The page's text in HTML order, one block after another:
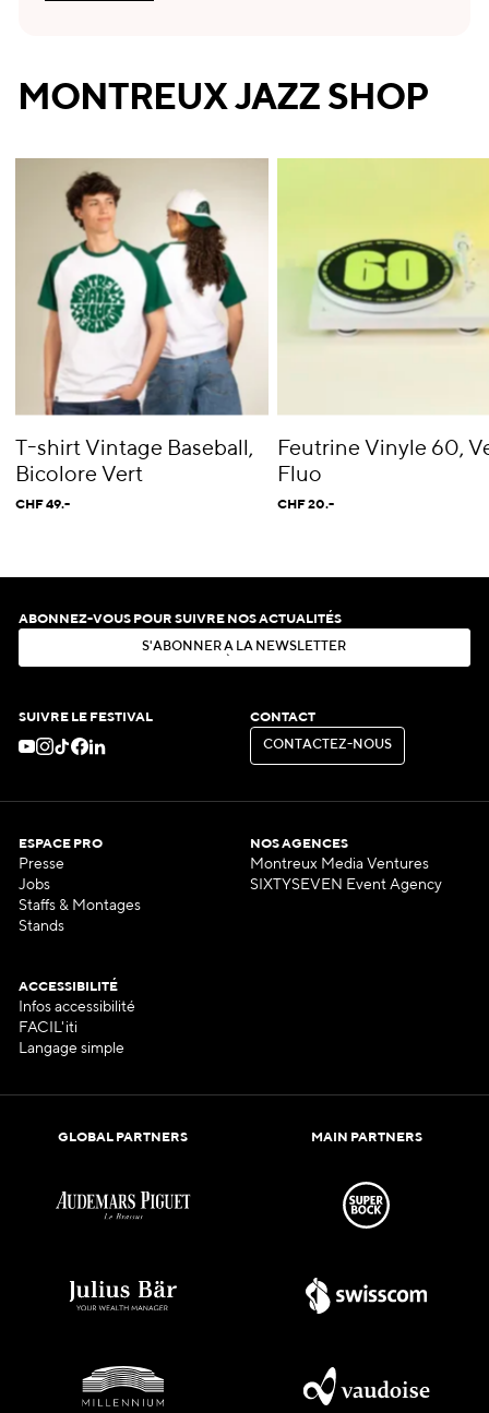
MONTREUX JAZZ SHOP
T-shirt Vintage Baseball,
Bicolore Vert
CHF 49.-
Feutrine Vinyle 60,
Fluo
CHF 20.-
ABONNEZ-VOUS POUR SUIVRE NOS ACTUALITÉS
S'ABONNER À LA NEWSLET T ER
S'ABONNERÀLANEWSLETTER
SUIVRE LE FESTIVAL CONTACT
CON T ACT EZ-NOUS
CONTACTEZ-NOUS
ESPACE PRO
Presse
Jobs
Staffs & Montages
Stands
NOS AGENCES
Montreux Media Ventures
SIXTYSEVEN Event Agency
ACCESSIBILITÉ
Infos accessibilité
FACIL'iti
Langage simple
GLOBAL PARTNERS MAIN PARTNERS